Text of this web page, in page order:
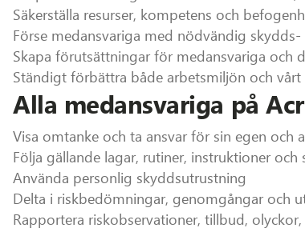
Säkerställa resurser, kompetens och
Förse medansvariga med nödvändig
Skapa förutsättningar för medansvariga och
Ständigt förbättra både arbetsmiljön och
Alla medansvariga på
Visa omtanke och ta ansvar för sin egen och
Följa gällande lagar, rutiner, instruktioner och
Använda personlig skyddsutrustning
Delta i riskbedömningar, genomgångar och
Rapportera riskobservationer, tillbud,